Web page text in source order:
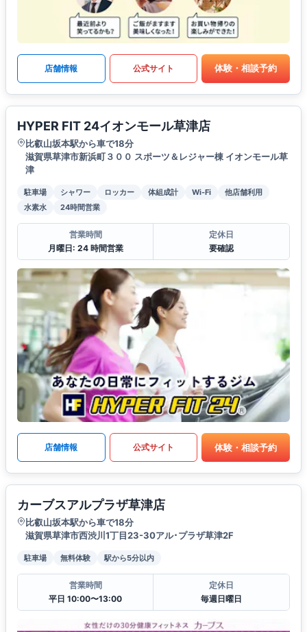
店舗情報 公式サイト 体験・相談予約
HYPER FIT 24イオンモール草津店
比叡山坂本駅から車で18分
滋賀県草津市新浜町３００ スポーツ＆レジャー棟 イオンモール草
津
駐車場 シャワー ロッカー 体組成計 Wi-Fi
他店舗利用
水素水
24時間営業
営業時間
月曜日: 24 時間営業
定休日
要確認
店舗情報 公式サイト 体験・相談予約
カーブスアルプラザ草津店
比叡山坂本駅から車で18分
滋賀県草津市西渋川1丁目23-30アル･プラザ草津2F
駐車場 無料体験 駅から5分以内
営業時間
平日 10:00〜13:00
定休日
毎週日曜日